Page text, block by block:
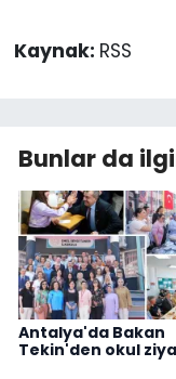
Kaynak: RSS
Bunlar da
Antalya'da Bakan
Tekin'den okul